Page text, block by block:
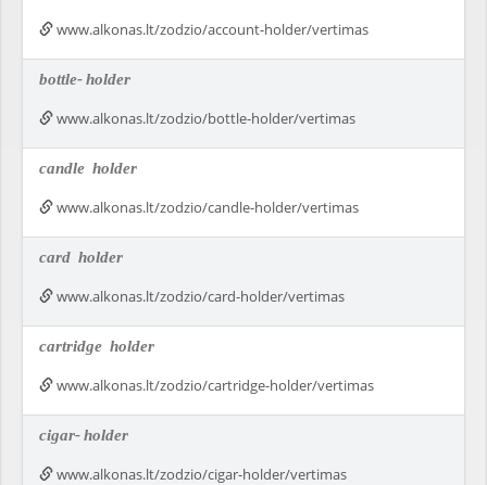
www.alkonas.lt/zodzio/account-holder/vertimas
bottle-holder
www.alkonas.lt/zodzio/bottle-holder/vertimas
candle holder
www.alkonas.lt/zodzio/candle-holder/vertimas
card holder
www.alkonas.lt/zodzio/card-holder/vertimas
cartridge holder
www.alkonas.lt/zodzio/cartridge-holder/vertimas
cigar-holder
www.alkonas.lt/zodzio/cigar-holder/vertimas